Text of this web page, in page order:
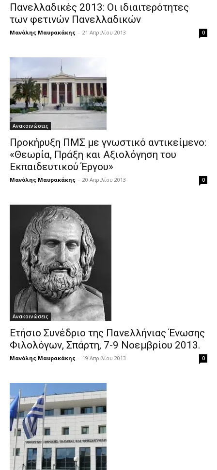
Πανελλαδικές 2013: Οι ιδιαιτερότητες
των φετινών Πανελλαδικών
Μανόλης Μαυρακάκης - 21 Απριλίου 2013 0
Ανακοινώσεις
Προκήρυξη ΠΜΣ με γνωστικό αντικείμενο:
«Θεωρία, Πράξη και Αξιολόγηση του
Εκπαιδευτικού Έργου»
Μανόλης Μαυρακάκης - 20 Απριλίου 2013 0
Ανακοινώσεις
Ετήσιο Συνέδριο της Πανελλήνιας Ένωσης
Φιλολόγων, Σπάρτη, 7-9 Νοεμβρίου 2013.
Μανόλης Μαυρακάκης - 19 Απριλίου 2013 0